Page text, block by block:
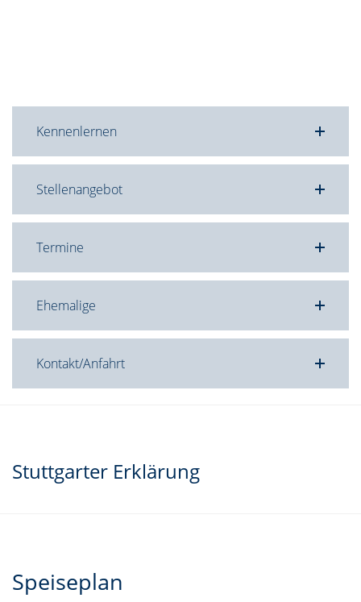
Kennenlernen
Stellenangebot
Termine
Ehemalige
Kontakt/Anfahrt
Stuttgarter Erklärung
Speiseplan